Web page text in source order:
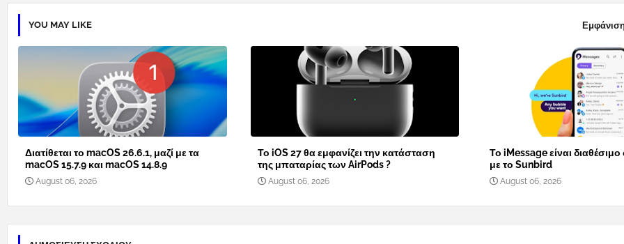
YOU MAY LIKE
Διατίθεται το macOS 26.6.1, μαζί με τα
macOS 15.7.9 και macOS 14.8.9
August 06, 2026
Το iOS 27 θα εμφανίζει την κατάσταση
της μπαταρίας των AirPods ?
August 06, 2026
Το iMessage είναι
με το Sunbird
August 06, 2026